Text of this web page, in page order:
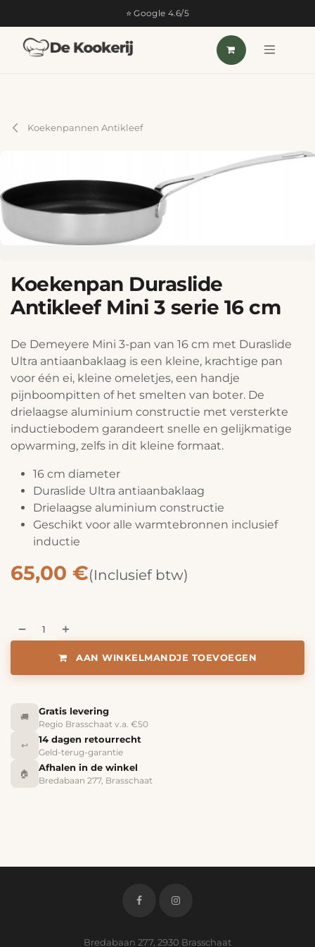
⭐ Google 4.6/5
Koekenpannen Antikleef
Koekenpan Duraslide
Antikleef Mini 3 serie 16 cm
De Demeyere Mini 3-pan van 16 cm met Duraslide
Ultra antiaanbaklaag is een kleine, krachtige pan
voor één ei, kleine omeletjes, een handje
pijnboompitten of het smelten van boter. De
drielaagse aluminium constructie met versterkte
inductiebodem garandeert snelle en gelijkmatige
opwarming, zelfs in dit kleine formaat.
16 cm diameter
Duraslide Ultra antiaanbaklaag
Drielaagse aluminium constructie
Geschikt voor alle warmtebronnen inclusief
inductie
65,00 €(Inclusief btw)
AAN WINKELMANDJE TOEVOEGEN
🚚
Gratis levering
Regio Brasschaat v.a. €50
↩️
14 dagen retourrecht
Geld-terug-garantie
🏠
Afhalen in de winkel
Bredabaan 277, Brasschaat
Bredabaan 277, 2930 Brasschaat